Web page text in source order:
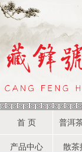
首 页 普洱
产品中心 散茶